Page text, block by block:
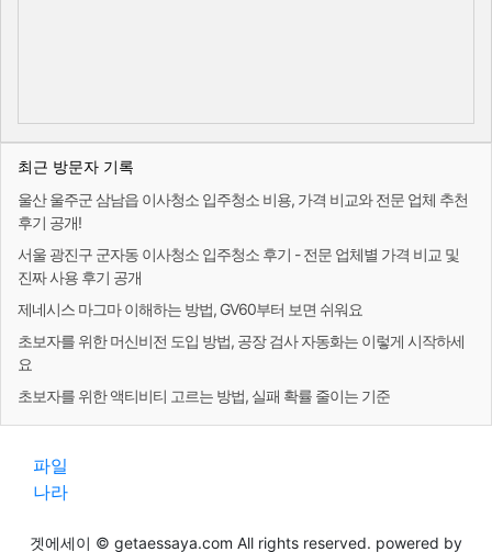
최근 방문자 기록
울산 울주군 삼남읍 이사청소 입주청소 비용, 가격 비교와 전문 업체 추천
후기 공개!
서울 광진구 군자동 이사청소 입주청소 후기 - 전문 업체별 가격 비교 및
진짜 사용 후기 공개
제네시스 마그마 이해하는 방법, GV60부터 보면 쉬워요
초보자를 위한 머신비전 도입 방법, 공장 검사 자동화는 이렇게 시작하세
요
초보자를 위한 액티비티 고르는 방법, 실패 확률 줄이는 기준
파일
나라
겟에세이 © getaessaya.com All rights reserved. powered by